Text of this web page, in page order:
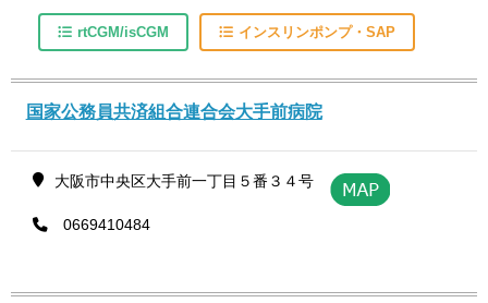
rtCGM/isCGM インスリンポンプ・SAP
国家公務員共済組合連合会大手前病院
大阪市中央区大手前一丁目５番３４号
0669410484